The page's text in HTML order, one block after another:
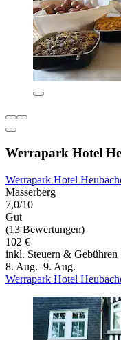
Werrapark Hotel
Werrapark Hotel
Masserberg
7,0/10
Gut
(13 Bewertungen)
102 €
inkl. Steuern & Gebühren
8. Aug.–9. Aug.
Werrapark Hotel